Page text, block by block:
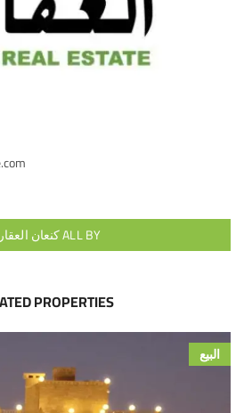
ALL BY كنعان العقاري
PROPERTIES
البيع